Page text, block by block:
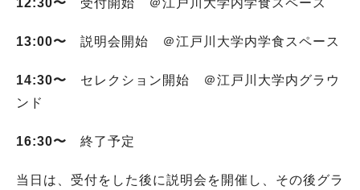
13:00〜 説明会開始 ＠江戸川大学内学食スペース
14:30〜 セレクション開始 ＠江戸川大学内グラウ
ンド
16:30〜 終了予定
当日は、受付をした後に説明会を開催し、その後グラ